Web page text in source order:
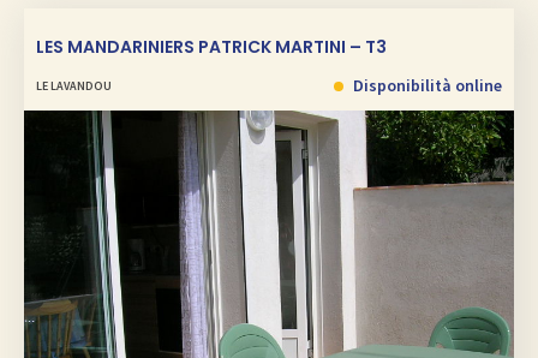
LES MANDARINIERS PATRICK MARTINI – T3
LE LAVANDOU Disponibilità online